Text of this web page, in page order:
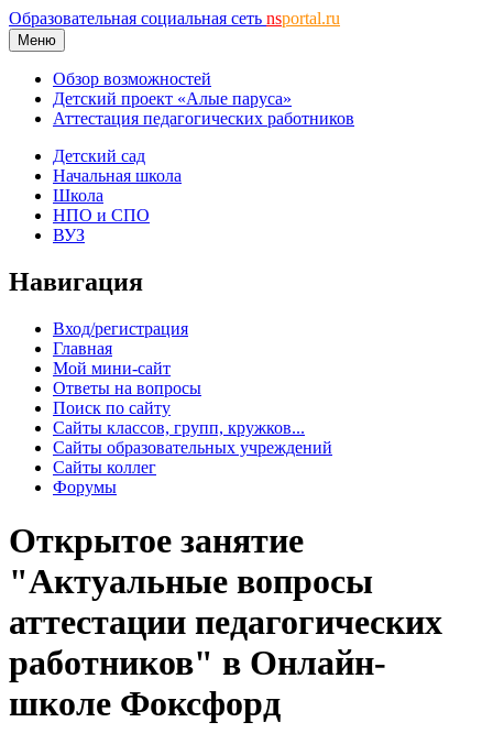
Образовательная социальная сеть nsportal.ru
Меню
Обзор возможностей
Детский проект «Алые паруса»
Аттестация педагогических работников
Детский сад
Начальная школа
Школа
НПО и СПО
ВУЗ
Навигация
Вход/регистрация
Главная
Мой мини-сайт
Ответы на вопросы
Поиск по сайту
Сайты классов, групп, кружков...
Сайты образовательных учреждений
Сайты коллег
Форумы
Открытое занятие
"Актуальные вопросы
аттестации педагогических
работников" в Онлайн-
школе Фоксфорд